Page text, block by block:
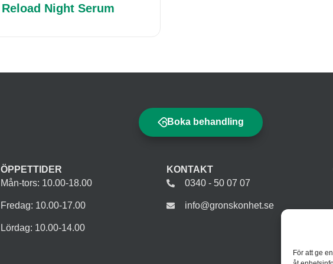
För att ge
Reload Night Serum
Boka behandling
ÖPPETTIDER
Mån-tors: 10.00-18.00
Fredag: 10.00-17.00
Lördag: 10.00-14.00
KONTAKT
0340 - 50 07 07
info@gronskonhet.se